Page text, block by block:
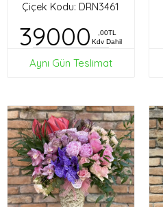
Çiçek Kodu: DRN3461
39000
,00TL
Kdv Dahil
Aynı Gün Teslimat